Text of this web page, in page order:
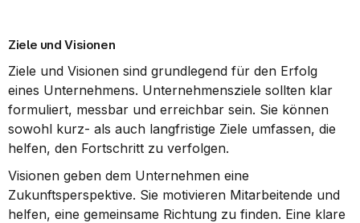
Ziele und Visionen
Ziele und Visionen sind grundlegend für den Erfolg
eines Unternehmens. Unternehmensziele sollten klar
formuliert, messbar und erreichbar sein. Sie können
sowohl kurz- als auch langfristige Ziele umfassen, die
helfen, den Fortschritt zu verfolgen.
Visionen geben dem Unternehmen eine
Zukunftsperspektive. Sie motivieren Mitarbeitende und
helfen, eine gemeinsame Richtung zu finden. Eine klare